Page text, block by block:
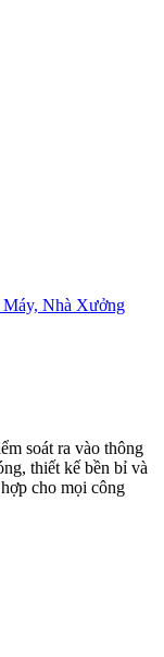
soát ra vào thông
thiết kế bền bỉ và
cho mọi công